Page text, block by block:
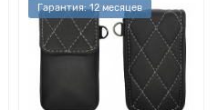
Гарантия: 12 месяцев